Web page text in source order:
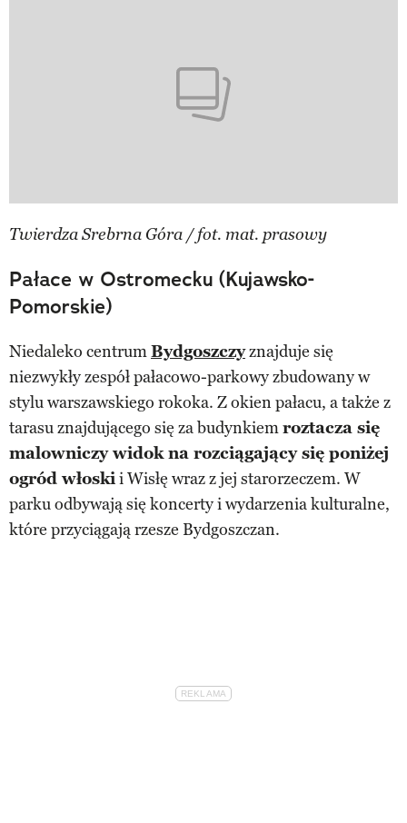
Twierdza Srebrna Góra / fot. mat. prasowy
Pałace w Ostromecku (Kujawsko-
Pomorskie)
Niedaleko centrumBydgoszczyznajduje się
niezwykły zespół pałacowo-parkowy zbudowany w
stylu warszawskiego rokoka. Z okien pałacu, a także z
tarasu znajdującego się za budynkiemroztacza się
malowniczy widok na rozciągający się poniżej
ogród włoskii Wisłę wraz z jej starorzeczem. W
parku odbywają się koncerty i wydarzenia kulturalne,
które przyciągają rzesze Bydgoszczan.